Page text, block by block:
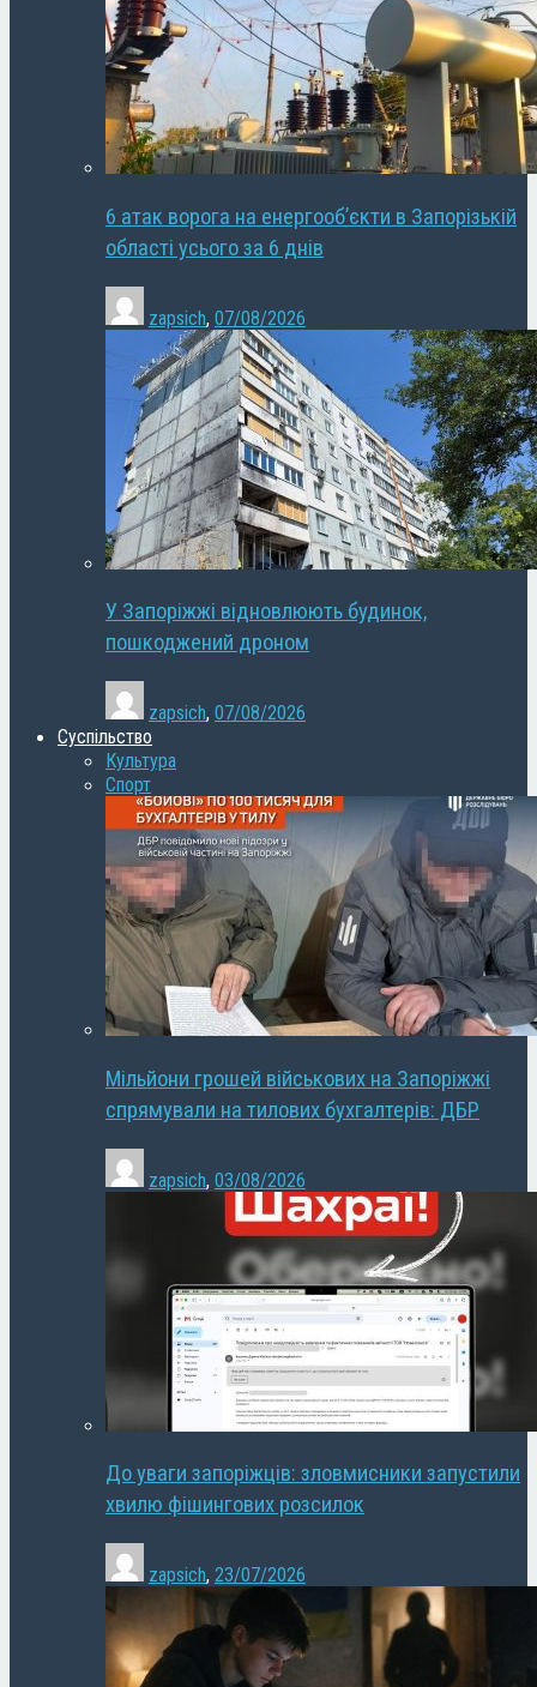
6 атак ворога на енергооб’єкти в Запорізькій
області усього за 6 днів
zapsich, 07/08/2026
У Запоріжжі відновлюють будинок,
пошкоджений дроном
zapsich, 07/08/2026
Суспільство
Культура
Спорт
Мільйони грошей військових на Запоріжжі
спрямували на тилових бухгалтерів: ДБР
zapsich, 03/08/2026
До уваги запоріжців: зловмисники запустили
хвилю фішингових розсилок
zapsich, 23/07/2026